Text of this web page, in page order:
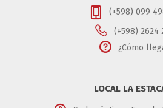
(+598) 099
(+598) 2624
¿Cómo
LOCAL LA